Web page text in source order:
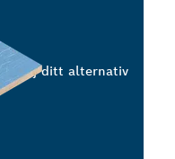
Välj ditt alternativ